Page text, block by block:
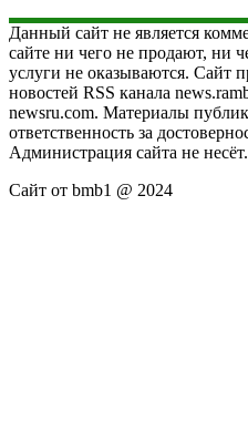
Данный сайт не является
сайте ни чего не продают, ни
услуги не оказываются. Сайт
новостей RSS канала
newsru.com. Материалы
ответственность за
Администрация сайта не несёт.
Сайт от bmb1 @ 2024